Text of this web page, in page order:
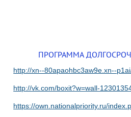
ПРОГРАММА
http://xn--80apaohbc3aw9e.xn--
http://vk.com/boxit?w=wall-
https://own.nationalpriority.ru/